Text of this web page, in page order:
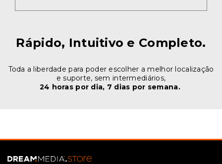
Rápido, Intuitivo e Completo.
Toda a liberdade para poder escolher a melhor localização
e suporte, sem intermediários,
24 horas por dia, 7 dias por semana.